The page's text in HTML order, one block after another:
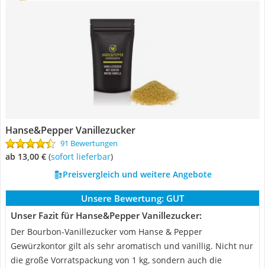
Hanse&Pepper Vanillezucker
91 Bewertungen
ab 13,00 € ( Sofort lieferbar)
Preisvergleich und weitere Angebote
Unsere Bewertung: GUT
Unser Fazit für Hanse&Pepper Vanillezucker:
Der Bourbon-Vanillezucker vom Hanse & Pepper
Gewürzkontor gilt als sehr aromatisch und vanillig. Nicht nur
die große Vorratspackung von 1 kg, sondern auch die